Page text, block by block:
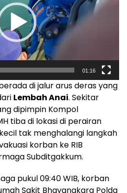
01:16
di jalur arus deras yang
Lembah Anai. Sekitar
dipimpin Kompol
tiba di lokasi di perairan
tak menghalangi langkah
korban ke RIB
Subditgakkum.
pukul 09:40 WIB, korban
Sakit Bhayangkara Polda